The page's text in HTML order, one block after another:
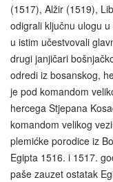
(1517), Alžir (1519),
odigrali ključnu ulogu
u istim učestvovali
drugi janjičari
odredi iz bosanskog,
je pod komandom
hercega Stjepana
komandom velikog
plemićke porodice iz
Egipta 1516. i 1517.
paše zauzet ostatak